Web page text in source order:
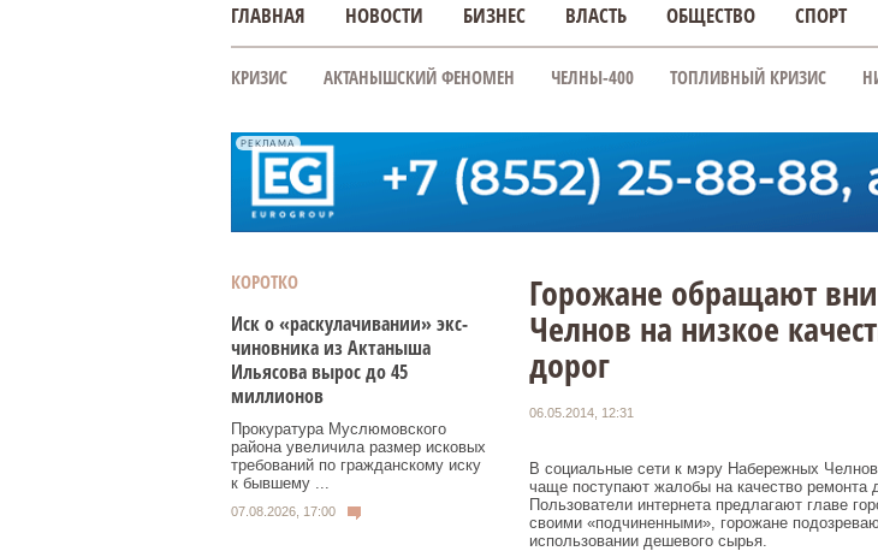
ГЛАВНАЯ НОВОСТИ БИЗНЕС ВЛАСТЬ ОБЩЕСТВО СПОРТ
КРИЗИС АКТАНЫШСКИЙ ФЕНОМЕН ЧЕЛНЫ-400 ТОПЛИВНЫЙ КРИЗИС
РЕКЛАМА
КОРОТКО
Иск о «раскулачивании» экс-
чиновника из Актаныша
Ильясова вырос до 45
миллионов
Прокуратура Муслюмовского
района увеличила размер исковых
требований по гражданскому иску
к бывшему ...
07.08.2026, 17:00
Горожане обращают
Челнов на низкое
дорог
06.05.2014, 12:31
В социальные сети к мэру Набережных
чаще поступают жалобы на качество ремонта
Пользователи интернета предлагают главе
своими «подчиненными», горожане
использовании дешевого сырья.